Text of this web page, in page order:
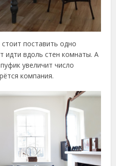
поставить одно
идти вдоль стен комнаты. А
увеличит число
компания.